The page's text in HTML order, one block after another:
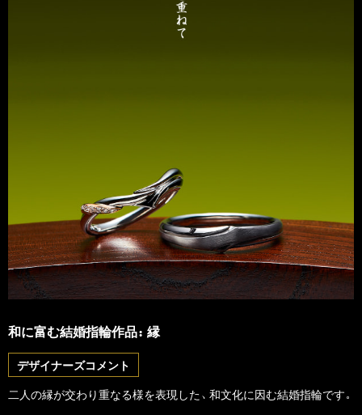
和に富む結婚指輪作品：縁
デザイナーズコメント
二人の縁が交わり重なる様を表現した、和文化に因む結婚指輪です。